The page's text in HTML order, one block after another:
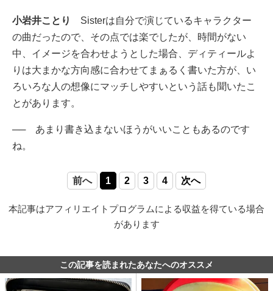
小岩井ことり
Sisterは自分で演じているキャラクター
の曲だったので、その点では楽でしたが、時間がない
中、イメージを合わせようとした場合、ディティールよ
りは大まかな方向感に合わせてまぁるく書いた方が、い
ろいろな人の想像にマッチしやすいという話も聞いたこ
とがあります。
── あまり書き込まないほうがいいこともあるのです
ね。
前へ 1 2 3 4 次へ
本記事はアフィリエイトプログラムによる収益を得ている場合
があります
この記事を読まれたあなたへのオススメ